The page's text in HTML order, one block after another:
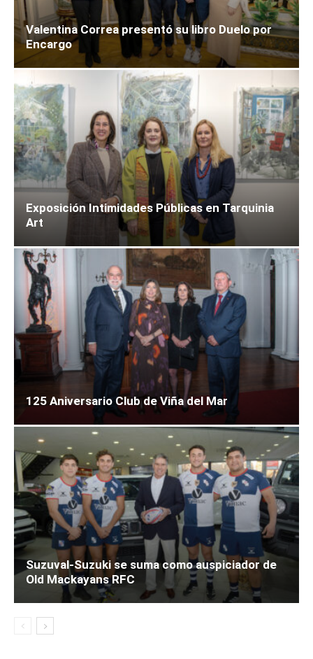
Valentina Correa presentó su libro Duelo por
Encargo
Exposición Intimidades Públicas en Tarquinia
Art
125 Aniversario Club de Viña del Mar
Suzuval-Suzuki se suma como auspiciador de
Old Mackayans RFC